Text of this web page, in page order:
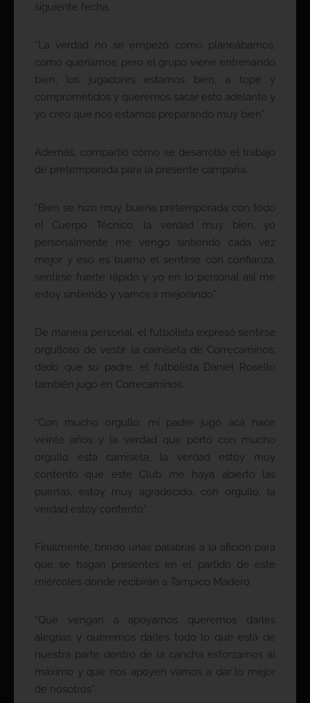
siguiente fecha.
“La verdad no se empezó como planeábamos,
como queríamos, pero el grupo viene entrenando
bien, los jugadores estamos bien, a tope y
comprometidos y queremos sacar esto adelante y
yo creo que nos estamos preparando muy bien”.
Además, compartió cómo se desarrolló el trabajo
de pretemporada para la presente campaña.
“Bien se hizo muy buena pretemporada con todo
el Cuerpo Técnico, la verdad muy bien, yo
personalmente me vengo sintiendo cada vez
mejor y eso es bueno el sentirse con confianza,
sentirse fuerte rápido y yo en lo personal así me
estoy sintiendo y vamos ir mejorando”.
De manera personal, el futbolista expresó sentirse
orgulloso de vestir la camiseta de Correcaminos;
dado que su padre, el futbolista Daniel Rosello
también jugó en Correcaminos.
“Con mucho orgullo; mi padre jugó acá hace
veinte años y la verdad que portó con mucho
orgullo esta camiseta, la verdad estoy muy
contento que este Club me haya abierto las
puertas, estoy muy agradecido, con orgullo, la
verdad estoy contento”.
Finalmente, brindó unas palabras a la afición para
que se hagan presentes en el partido de este
miércoles donde recibirán a Tampico Madero.
“Que vengan a apoyarnos queremos darles
alegrías y queremos darles todo lo que está de
nuestra parte dentro de la cancha esforzarnos al
máximo y que nos apoyen vamos a dar lo mejor
de nosotros”.